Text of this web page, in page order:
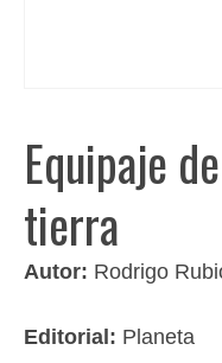
Equipaje
tierra
Autor: Rodrigo
Editorial: Planeta